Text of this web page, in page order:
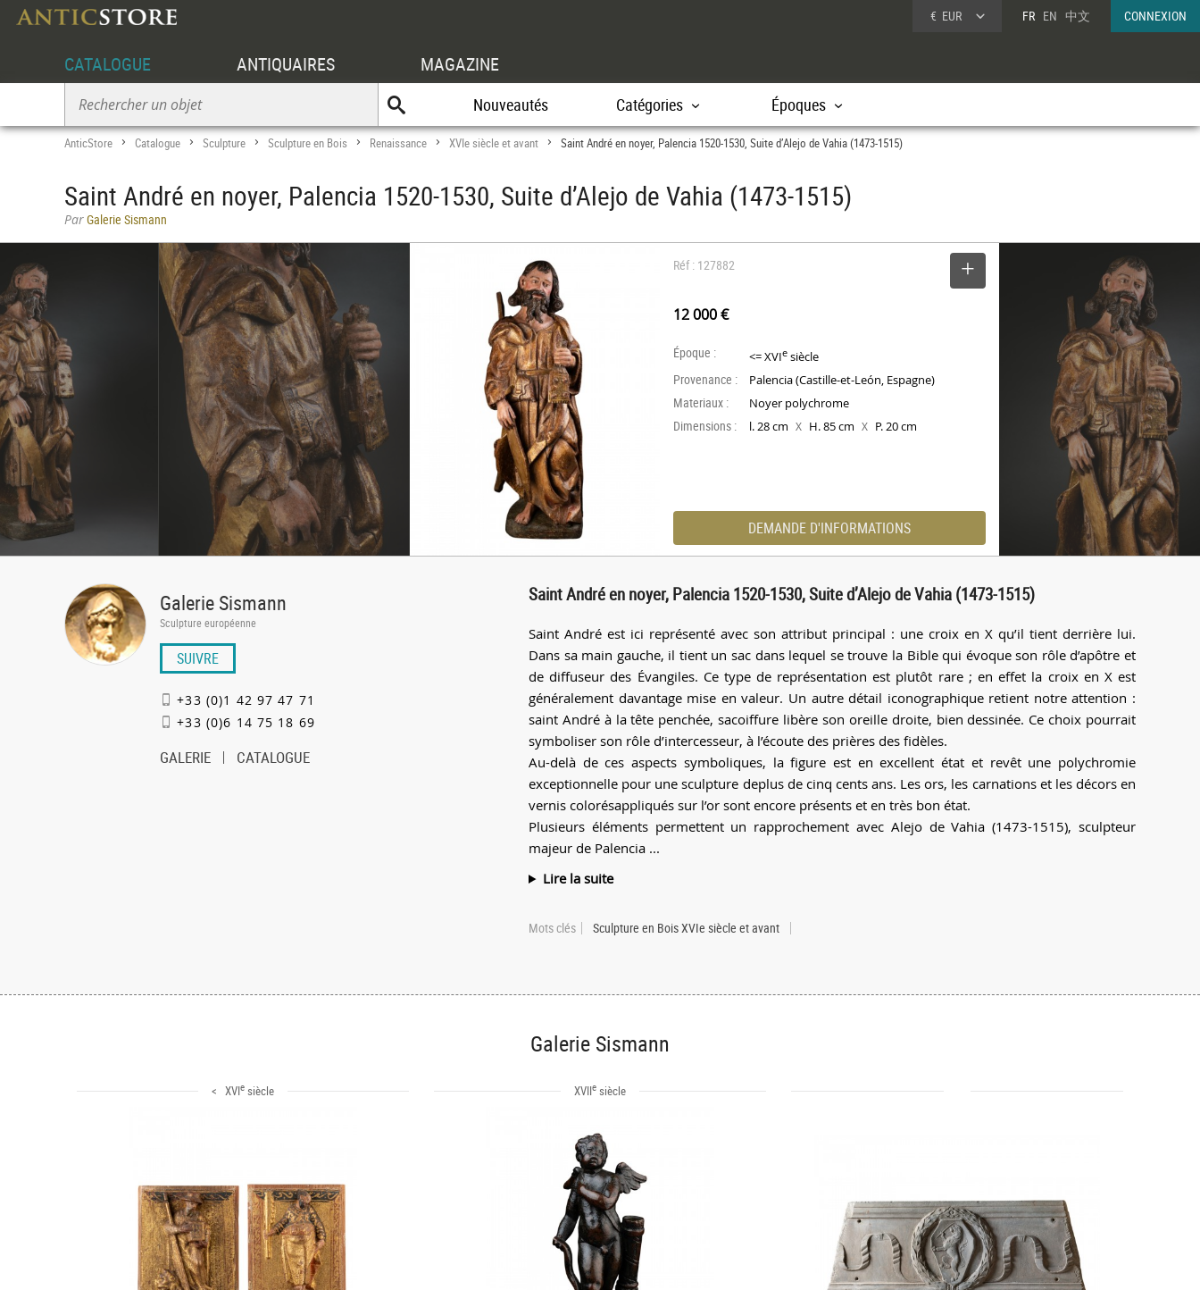
€ EUR FR EN 中文 CONNEXION
CATALOGUE ANTIQUAIRES MAGAZINE
Nouveautés Catégories Époques
AnticStore > Catalogue > Sculpture > Sculpture en Bois > Renaissance > XVIe siècle et avant > Saint André en noyer, Palencia 1520-1530, Suite d’Alejo de Vahia (1473-1515)
Saint André en noyer, Palencia 1520-1530, Suite d’Alejo de Vahia (1473-1515)
ParGalerie Sismann
Réf : 127882
12 000 €
Époque : <= XVIe siècle
Provenance : Palencia (Castille-et-León, Espagne)
Materiaux : Noyer polychrome
Dimensions : l. 28 cm X H. 85 cm X P. 20 cm
DEMANDE D'INFORMATIONS
Galerie Sismann
Sculpture européenne
SUIVRE
+33 (0)1 42 97 47 71
+33 (0)6 14 75 18 69
GALERIE CATALOGUE
Saint André en noyer, Palencia 1520-1530, Suite d’Alejo de Vahia (1473-1515)
Saint André est ici représenté avec son attribut principal : une croix en X qu’il tient derrière lui.
Dans sa main gauche, il tient un sac dans lequel se trouve la Bible qui évoque son rôle d’apôtre et
de diffuseur des Évangiles. Ce type de représentation est plutôt rare ; en effet la croix en X est
généralement davantage mise en valeur. Un autre détail iconographique retient notre attention :
saint André à la tête penchée, sacoiffure libère son oreille droite, bien dessinée. Ce choix pourrait
symboliser son rôle d’intercesseur, à l’écoute des prières des fidèles.
Au-delà de ces aspects symboliques, la figure est en excellent état et revêt une polychromie
exceptionnelle pour une sculpture deplus de cinq cents ans. Les ors, les carnations et les décors en
vernis colorésappliqués sur l’or sont encore présents et en très bon état.
Plusieurs éléments permettent un rapprochement avec Alejo de Vahia (1473-1515), sculpteur
majeur de Palencia ...
Lire la suite
Mots clés Sculpture en Bois XVIe siècle et avant
Galerie Sismann
< XVIe siècle XVIIe siècle